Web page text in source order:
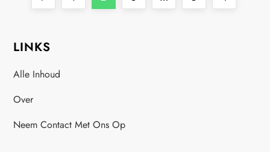
s
t
s
LINKS
Alle Inhoud
Over
Neem Contact Met Ons Op